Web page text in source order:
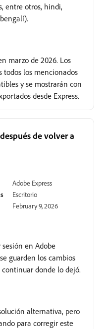
entre otros, hindi,
marzo de 2026. Los
los mencionados
y se mostrarán con
desde Express.
de volver a
Adobe Express
Escritorio
February 9, 2026
en Adobe
guarden los cambios
donde lo dejó.
alternativa, pero
para corregir este